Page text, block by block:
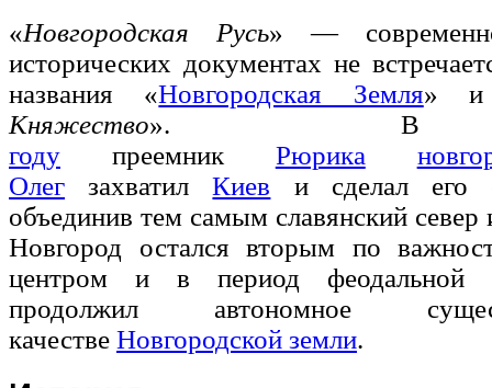
«Новгородская Русь» —
исторических документах не
названия «Новгородская Земля»
Княжество».
году преемник Рюрика
Олег захватилКиев и сделал его
объединив тем самым славянский север
Новгород остался вторым по
центром и в период феодальной
продолжил автономное
качестве Новгородской земли.